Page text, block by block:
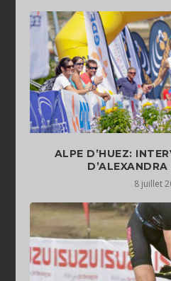
ALPE D’HUEZ:
8 juillet